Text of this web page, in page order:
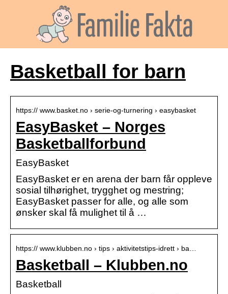
Basketball for barn
https:// www.basket.no › serie-og-turnering › easybasket
EasyBasket – Norges
Basketballforbund
EasyBasket
EasyBasket er en arena der barn får oppleve
sosial tilhørighet, trygghet og mestring;
EasyBasket passer for alle, og alle som
ønsker skal få mulighet til å …
https:// www.klubben.no › tips › aktivitetstips-idrett › ba…
Basketball – Klubben.no
Basketball